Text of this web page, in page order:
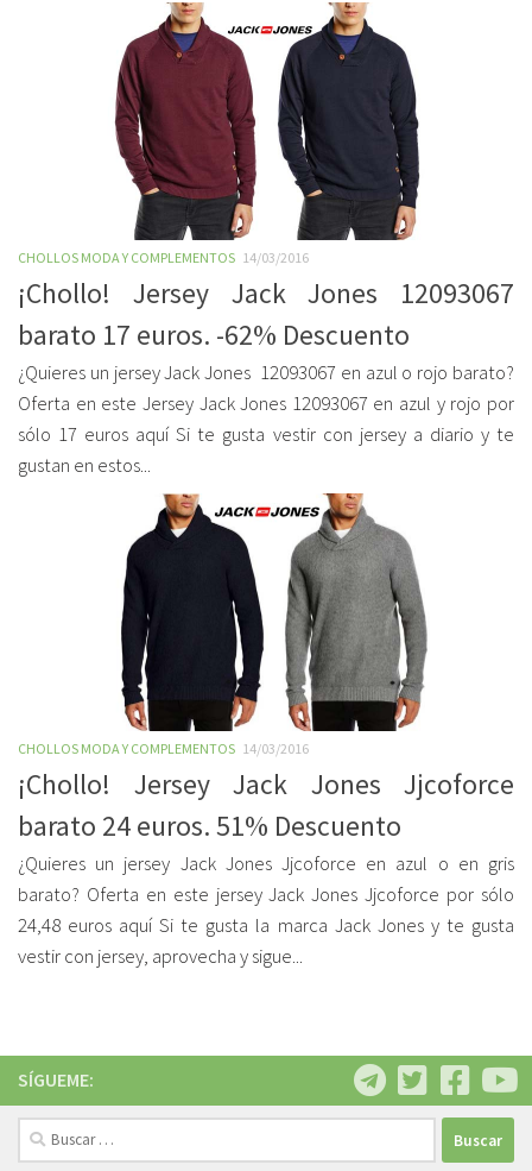
CHOLLOS MODA Y COMPLEMENTOS 14/03/2016
¡Chollo! Jersey Jack Jones 12093067
barato 17 euros. -62% Descuento
¿Quieres un jersey Jack Jones 12093067 en azul o rojo barato?
Oferta en este Jersey Jack Jones 12093067 en azul y rojo por
sólo 17 euros aquí Si te gusta vestir con jersey a diario y te
gustan en estos...
CHOLLOS MODA Y COMPLEMENTOS 14/03/2016
¡Chollo! Jersey Jack Jones Jjcoforce
barato 24 euros. 51% Descuento
¿Quieres un jersey Jack Jones Jjcoforce en azul o en gris
barato? Oferta en este jersey Jack Jones Jjcoforce por sólo
24,48 euros aquí Si te gusta la marca Jack Jones y te gusta
vestir con jersey, aprovecha y sigue...
SÍGUEME:
Buscar: